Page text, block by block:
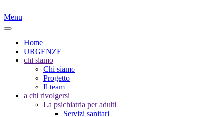
Menu
Home
URGENZE
chi siamo
Chi siamo
Progetto
Il team
a chi rivolgersi
La psichiatria per adulti
Servizi sanitari